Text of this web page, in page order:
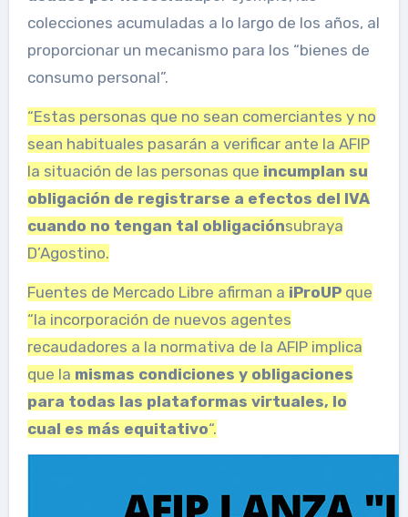
colecciones acumuladas a lo largo de los años, al
proporcionar un mecanismo para los “bienes de
consumo personal”.
“Estas personas que no sean comerciantes y no
sean habituales pasarán a verificar ante la AFIP
la situación de las personas que incumplan su
obligación de registrarse a efectos del IVA
cuando no tengan tal obligaciónsubraya
D’Agostino.
Fuentes de Mercado Libre afirman a iProUPque
“la incorporación de nuevos agentes
recaudadores a la normativa de la AFIP implica
que la mismas condiciones y obligaciones
para todas las plataformas virtuales, lo
cual es más equitativo“.